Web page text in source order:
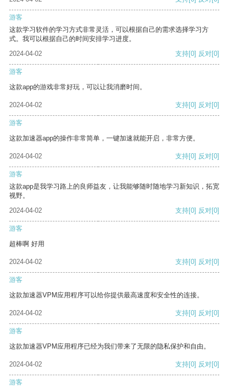
游客
这款学习软件的学习方式非常灵活，可以根据自己的需求选择学习方
式。我可以根据自己的时间安排学习进度。
2024-04-02
支持[0] 反对[0]
游客
这款app的游戏非常好玩，可以让我消磨时间。
2024-04-02 支持[0] 反对[0]
游客
这款加速器app的操作非常简单，一键加速就能开启，非常方便。
2024-04-02 支持[0] 反对[0]
游客
这款app是我学习路上的良师益友，让我能够随时随地学习新知识，拓宽
视野。
2024-04-02
支持[0] 反对[0]
游客
超棒啊 好用
2024-04-02 支持[0] 反对[0]
游客
这款加速器VPM应用程序可以给你提供最高速度和安全性的连接。
2024-04-02 支持[0] 反对[0]
游客
这款加速器VPM应用程序已经为我们带来了无限的隐私保护和自由。
2024-04-02 支持[0] 反对[0]
游客